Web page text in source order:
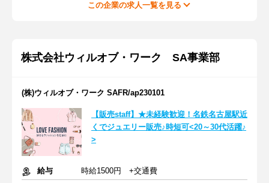
この企業の求人一覧を見る
株式会社ウィルオブ・ワーク SA事業部
(株)ウィルオブ・ワーク SAFR/ap230101
【販売staff】★未経験歓迎！名鉄名古屋駅近
くでジュエリー販売♪時短可<20～30代活躍♪
>
給与
時給1500円 +交通費